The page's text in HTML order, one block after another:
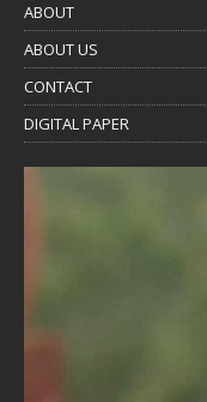
ABOUT
ABOUT US
CONTACT
DIGITAL PAPER